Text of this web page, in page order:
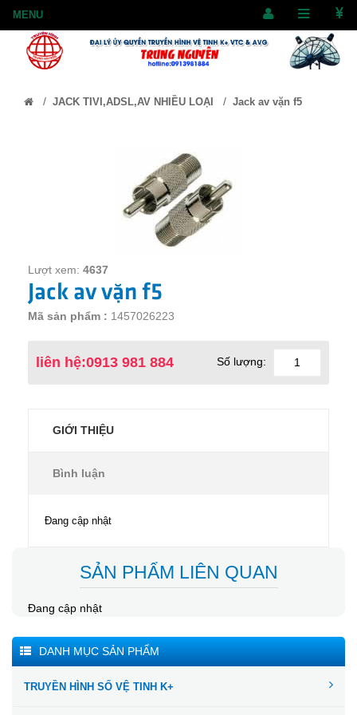
/ JACK TIVI,ADSL,AV NHIỀU LOẠI / Jack av vặn f5
Lượt xem: 4637
Jack av vặn f5
Mã sản phẩm : 1457026223
liên hệ:0913 981 884 Số lượng:
GIỚI THIỆU
Bình luận
Đang cập nhật
SẢN PHẨM LIÊN QUAN
Đang cập nhật
DANH MỤC SẢN PHẨM
TRUYỀN HÌNH SỐ VỆ TINH K+